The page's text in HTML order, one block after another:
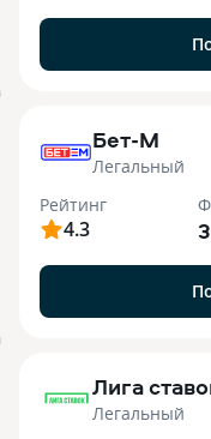
Бет-М
Легальный
Рейтинг
4.3
Лига
Легальный